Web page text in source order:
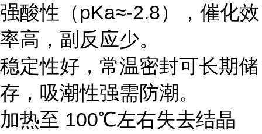
强酸性（pKa≈-2.8），催化效
率高，副反应少。
稳定性好，常温密封可长期储
存，吸潮性强需防潮。
加热至 100℃左右失去结晶